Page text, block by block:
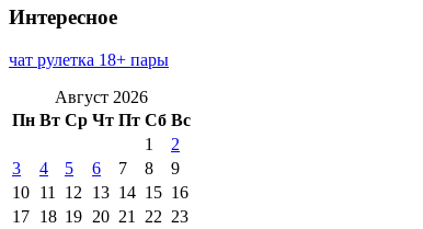
Интересное
чат рулетка 18+ пары
Август 2026
Пн Вт Ср Чт Пт Сб Вс
1
2
3
4 5 6 7 8
9
10 11 12 13 14 15 16
17 18 19 20 21 22 23